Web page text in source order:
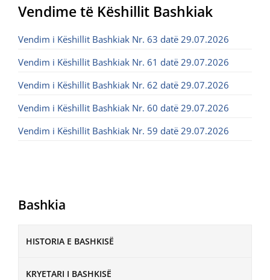
Bashkia
HISTORIA E BASHKISË
KRYETARI I BASHKISË
Vendime të Këshillit Bashkiak
Vendim i Këshillit Bashkiak Nr. 63 datë 29.07.2026
Vendim i Këshillit Bashkiak Nr. 61 datë 29.07.2026
Vendim i Këshillit Bashkiak Nr. 62 datë 29.07.2026
Vendim i Këshillit Bashkiak Nr. 60 datë 29.07.2026
Vendim i Këshillit Bashkiak Nr. 59 datë 29.07.2026